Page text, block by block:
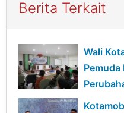
Berita Terkait
Wali